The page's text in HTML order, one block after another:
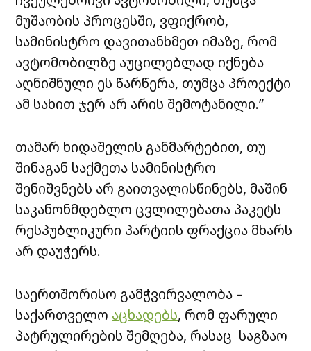
მუშაობის პროცესში, ვფიქრობ,
სამინისტრო დავითანხმეთ იმაზე, რომ
ავტომობილზე აუცილებლად იქნება
აღნიშნული ეს წარწერა, თუმცა პროექტი
ამ სახით ჯერ არ არის შემოტანილი.”
თამარ ხიდაშელის განმარტებით, თუ
შინაგან საქმეთა სამინისტრო
შენიშვნებს არ გაითვალისწინებს, მაშინ
საკანონმდებლო ცვლილებათა პაკეტს
რესპუბლიკური პარტიის ფრაქცია მხარს
არ დაუჭერს.
საერთშორისო გამჭვირვალობა –
საქართველო აცხადებს, რომ ფარული
პატრულირების შემღება, რასაც საგზაო